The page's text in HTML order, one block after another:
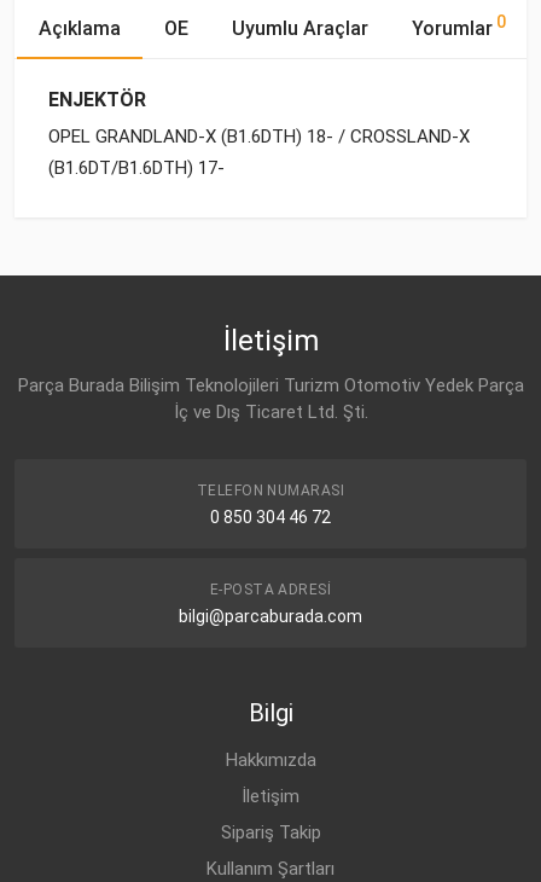
Açıklama OE Uyumlu Araçlar Yorumlar 0
ENJEKTÖR
OPEL GRANDLAND-X (B1.6DTH) 18- / CROSSLAND-X
(B1.6DT/B1.6DTH) 17-
İletişim
Parça Burada Bilişim Teknolojileri Turizm Otomotiv Yedek Parça
İç ve Dış Ticaret Ltd. Şti.
TELEFON NUMARASI
0 850 304 46 72
E-POSTA ADRESI
bilgi@parcaburada.com
Bilgi
Hakkımızda
İletişim
Sipariş Takip
Kullanım Şartları